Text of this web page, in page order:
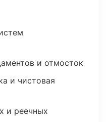
и отмосток
и чистовая
и реечных